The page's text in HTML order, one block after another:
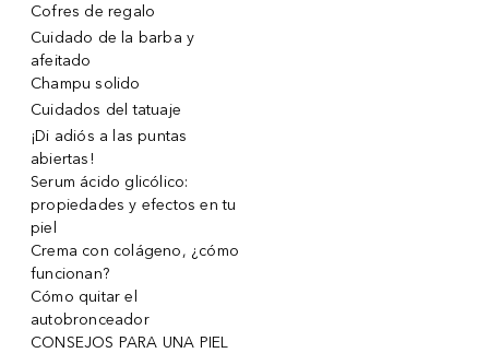
Cofres de regalo
Cuidado de la barba y
afeitado
Champu solido
Cuidados del tatuaje
¡Di adiós a las puntas
abiertas!
Serum ácido glicólico:
propiedades y efectos en tu
piel
Crema con colágeno, ¿cómo
funcionan?
Cómo quitar el
autobronceador
CONSEJOS PARA UNA PIEL